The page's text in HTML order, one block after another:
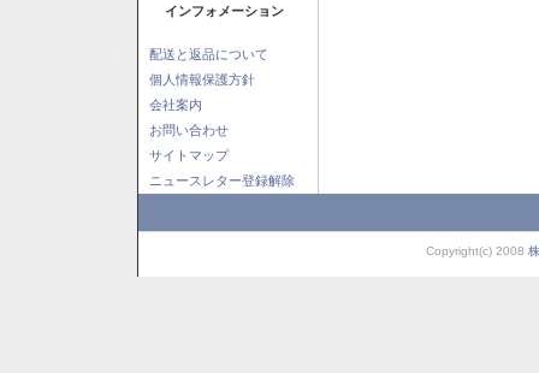
インフォメーション
配送と返品について
個人情報保護方針
会社案内
お問い合わせ
サイトマップ
ニュースレター登録解除
Copyright(c) 2008